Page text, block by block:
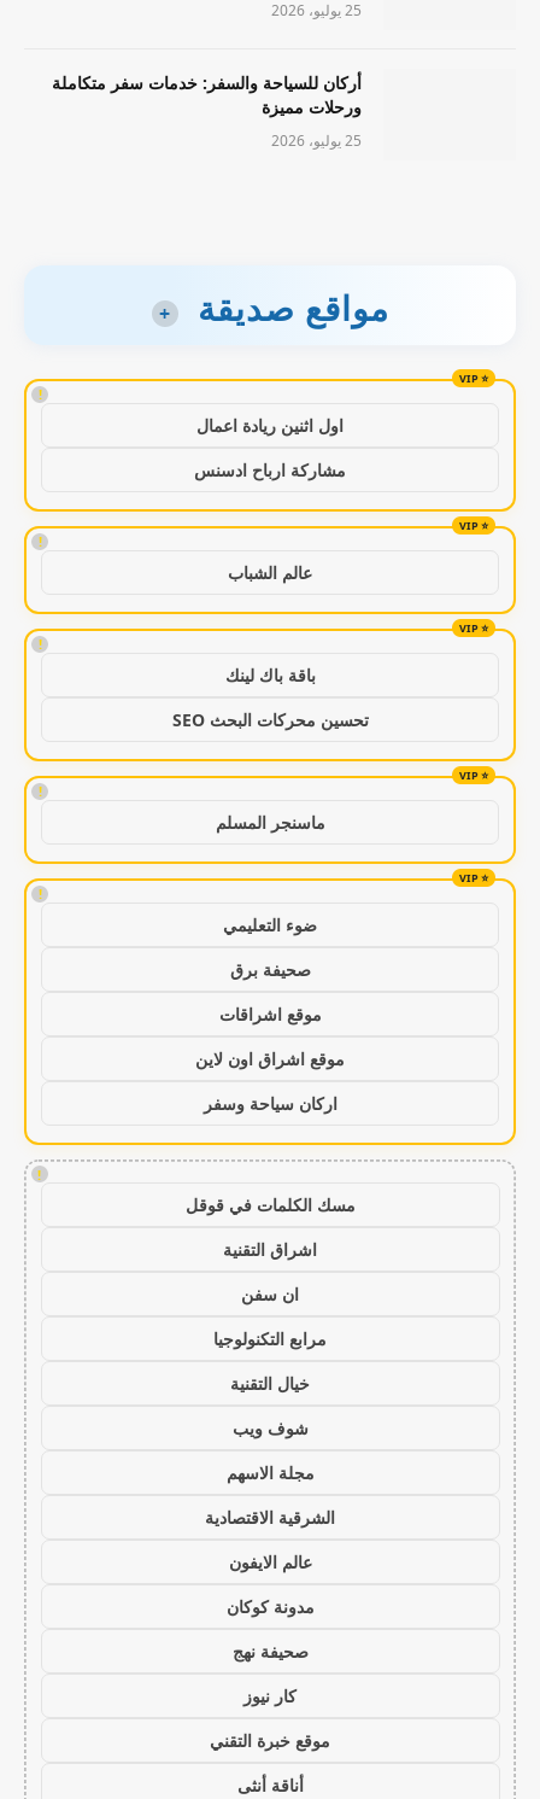
25 يوليو، 2026
أركان للسياحة والسفر: خدمات سفر متكاملة
ورحلات مميزة
25 يوليو، 2026
مواقع صديقة +
!
اول اثنين ريادة اعمال
مشاركة ارباح ادسنس
!
عالم الشباب
!
باقة باك لينك
تحسين محركات البحث SEO
!
ماسنجر المسلم
!
ضوء التعليمي
صحيفة برق
موقع اشراقات
موقع اشراق اون لاين
اركان سياحة وسفر
!
مسك الكلمات في قوقل
اشراق التقنية
ان سفن
مرابع التكنولوجيا
خيال التقنية
شوف ويب
مجلة الاسهم
الشرقية الاقتصادية
عالم الايفون
مدونة كوكان
صحيفة نهج
كار نيوز
موقع خبرة التقني
أناقة أنثى